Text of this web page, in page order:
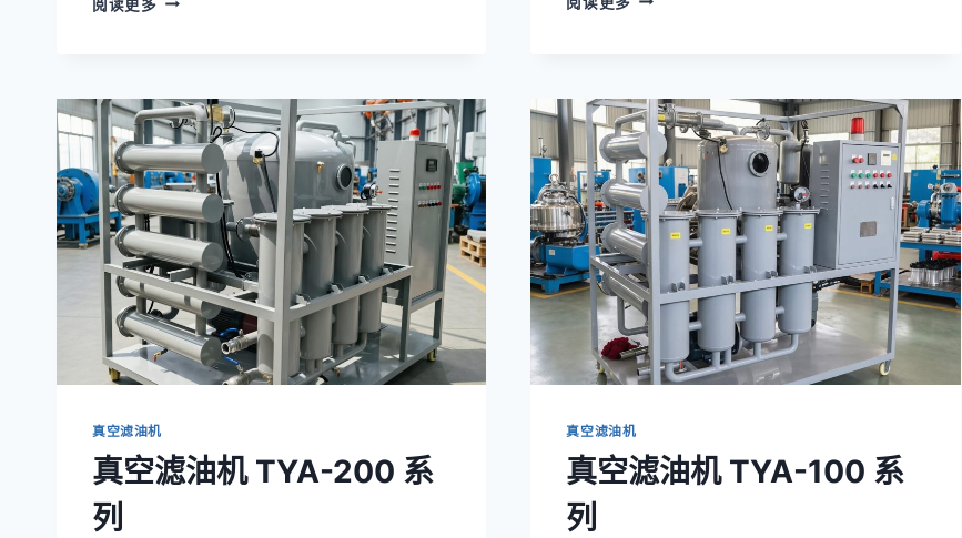
阅读更多
油
机
电
力
客
户
实
战:500KV
主
变
35→72
KV
+
5
步
油
机
在
电
力
行
业
的
应
用
实
战：
电
站
变
真空滤油机
真空滤油机 TYA-200 系
列
真空滤油机
真空滤油机 TYA-100 系
列